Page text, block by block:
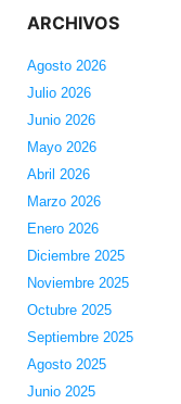
ARCHIVOS
Agosto 2026
Julio 2026
Junio 2026
Mayo 2026
Abril 2026
Marzo 2026
Enero 2026
Diciembre 2025
Noviembre 2025
Octubre 2025
Septiembre 2025
Agosto 2025
Junio 2025